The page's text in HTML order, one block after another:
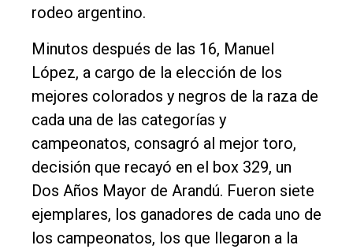
Fúnebres
Edición
Empresa
Nosotros
Contacto
rodeo argentino.
Minutos después de las 16, Manuel
López, a cargo de la elección de los
mejores colorados y negros de la raza de
cada una de las categorías y
campeonatos, consagró al mejor toro,
decisión que recayó en el box 329, un
Dos Años Mayor de Arandú. Fueron siete
ejemplares, los ganadores de cada uno de
los campeonatos, los que llegaron a la